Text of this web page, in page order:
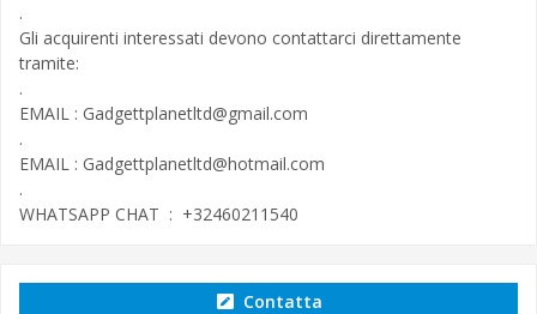
.
Gli acquirenti interessati devono contattarci direttamente
tramite:
.
EMAIL : Gadgettplanetltd@gmail.com
.
EMAIL : Gadgettplanetltd@hotmail.com
.
WHATSAPP CHAT : +32460211540
Contatta